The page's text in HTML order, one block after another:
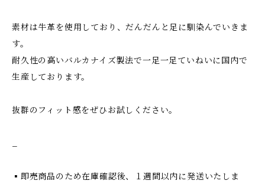
素材は牛革を使用しており、だんだんと足に馴染んでいきま
す。
耐久性の高いバルカナイズ製法で一足一足ていねいに国内で
生産しております。
抜群のフィット感をぜひお試しください。
▪️即売商品のため在庫確認後、１週間以内に発送いたしま